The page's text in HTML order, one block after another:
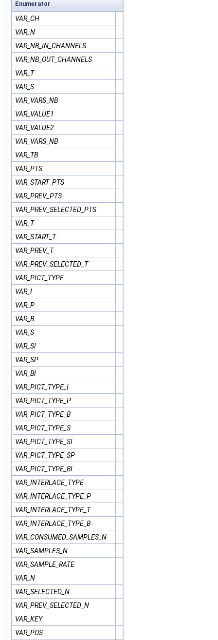
Enumerator
VAR_CH
VAR_N
VAR_NB_IN_CHANNELS
VAR_NB_OUT_CHANNELS
VAR_T
VAR_S
VAR_VARS_NB
VAR_VALUE1
VAR_VALUE2
VAR_VARS_NB
VAR_TB
VAR_PTS
VAR_START_PTS
VAR_PREV_PTS
VAR_PREV_SELECTED_PTS
VAR_T
VAR_START_T
VAR_PREV_T
VAR_PREV_SELECTED_T
VAR_PICT_TYPE
VAR_I
VAR_P
VAR_B
VAR_S
VAR_SI
VAR_SP
VAR_BI
VAR_PICT_TYPE_I
VAR_PICT_TYPE_P
VAR_PICT_TYPE_B
VAR_PICT_TYPE_S
VAR_PICT_TYPE_SI
VAR_PICT_TYPE_SP
VAR_PICT_TYPE_BI
VAR_INTERLACE_TYPE
VAR_INTERLACE_TYPE_P
VAR_INTERLACE_TYPE_T
VAR_INTERLACE_TYPE_B
VAR_CONSUMED_SAMPLES_N
VAR_SAMPLES_N
VAR_SAMPLE_RATE
VAR_N
VAR_SELECTED_N
VAR_PREV_SELECTED_N
VAR_KEY
VAR_POS